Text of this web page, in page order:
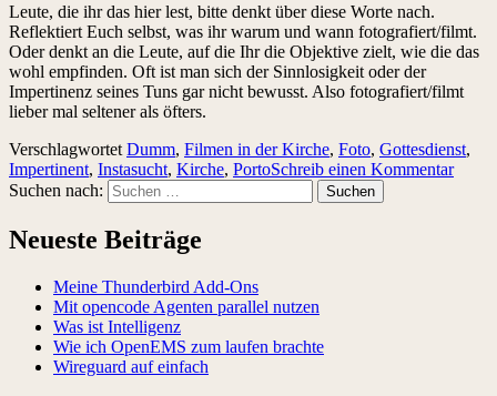
Leute, die ihr das hier lest, bitte denkt über diese Worte nach.
Reflektiert Euch selbst, was ihr warum und wann fotografiert/filmt.
Oder denkt an die Leute, auf die Ihr die Objektive zielt, wie die das
wohl empfinden. Oft ist man sich der Sinnlosigkeit oder der
Impertinenz seines Tuns gar nicht bewusst. Also fotografiert/filmt
lieber mal seltener als öfters.
Verschlagwortet Dumm, Filmen in der Kirche, Foto, Gottesdienst,
Impertinent, Instasucht, Kirche, PortoSchreib einen Kommentar
Suchen nach:
Neueste Beiträge
Meine Thunderbird Add-Ons
Mit opencode Agenten parallel nutzen
Was ist Intelligenz
Wie ich OpenEMS zum laufen brachte
Wireguard auf einfach